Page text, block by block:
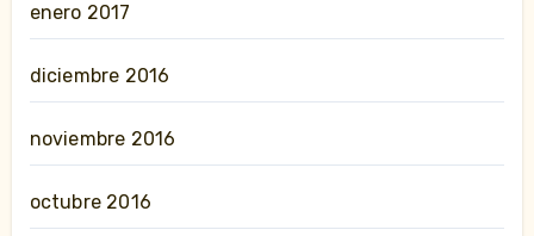
enero 2017
diciembre 2016
noviembre 2016
octubre 2016